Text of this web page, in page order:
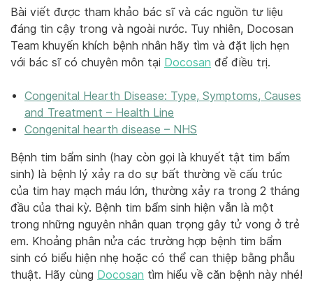
Bài viết được tham khảo bác sĩ và các nguồn tư liệu
đáng tin cậy trong và ngoài nước. Tuy nhiên, Docosan
Team khuyến khích bệnh nhân hãy tìm và đặt lịch hẹn
với bác sĩ có chuyên môn tại Docosan để điều trị.
Congenital Hearth Disease: Type, Symptoms, Causes
and Treatment – Health Line
Congenital hearth disease – NHS
Bệnh tim bẩm sinh (hay còn gọi là khuyết tật tim bẩm
sinh) là bệnh lý xảy ra do sự bất thường về cấu trúc
của tim hay mạch máu lớn, thường xảy ra trong 2 tháng
đầu của thai kỳ. Bệnh tim bẩm sinh hiện vẫn là một
trong những nguyên nhân quan trọng gây tử vong ở trẻ
em. Khoảng phân nửa các trường hợp bệnh tim bẩm
sinh có biểu hiện nhẹ hoặc có thể can thiệp bằng phẫu
thuật. Hãy cùng Docosan tìm hiểu về căn bệnh này nhé!